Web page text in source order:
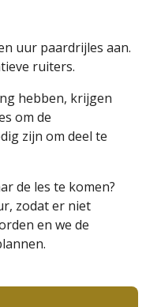
uur paardrijles aan.
ruiters.
hebben, krijgen
om de
zijn om deel te
de les te komen?
zodat er niet
en we de